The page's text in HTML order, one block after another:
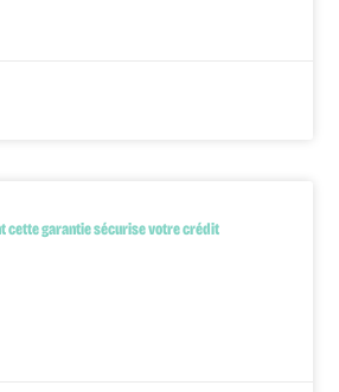
cette garantie sécurise votre crédit